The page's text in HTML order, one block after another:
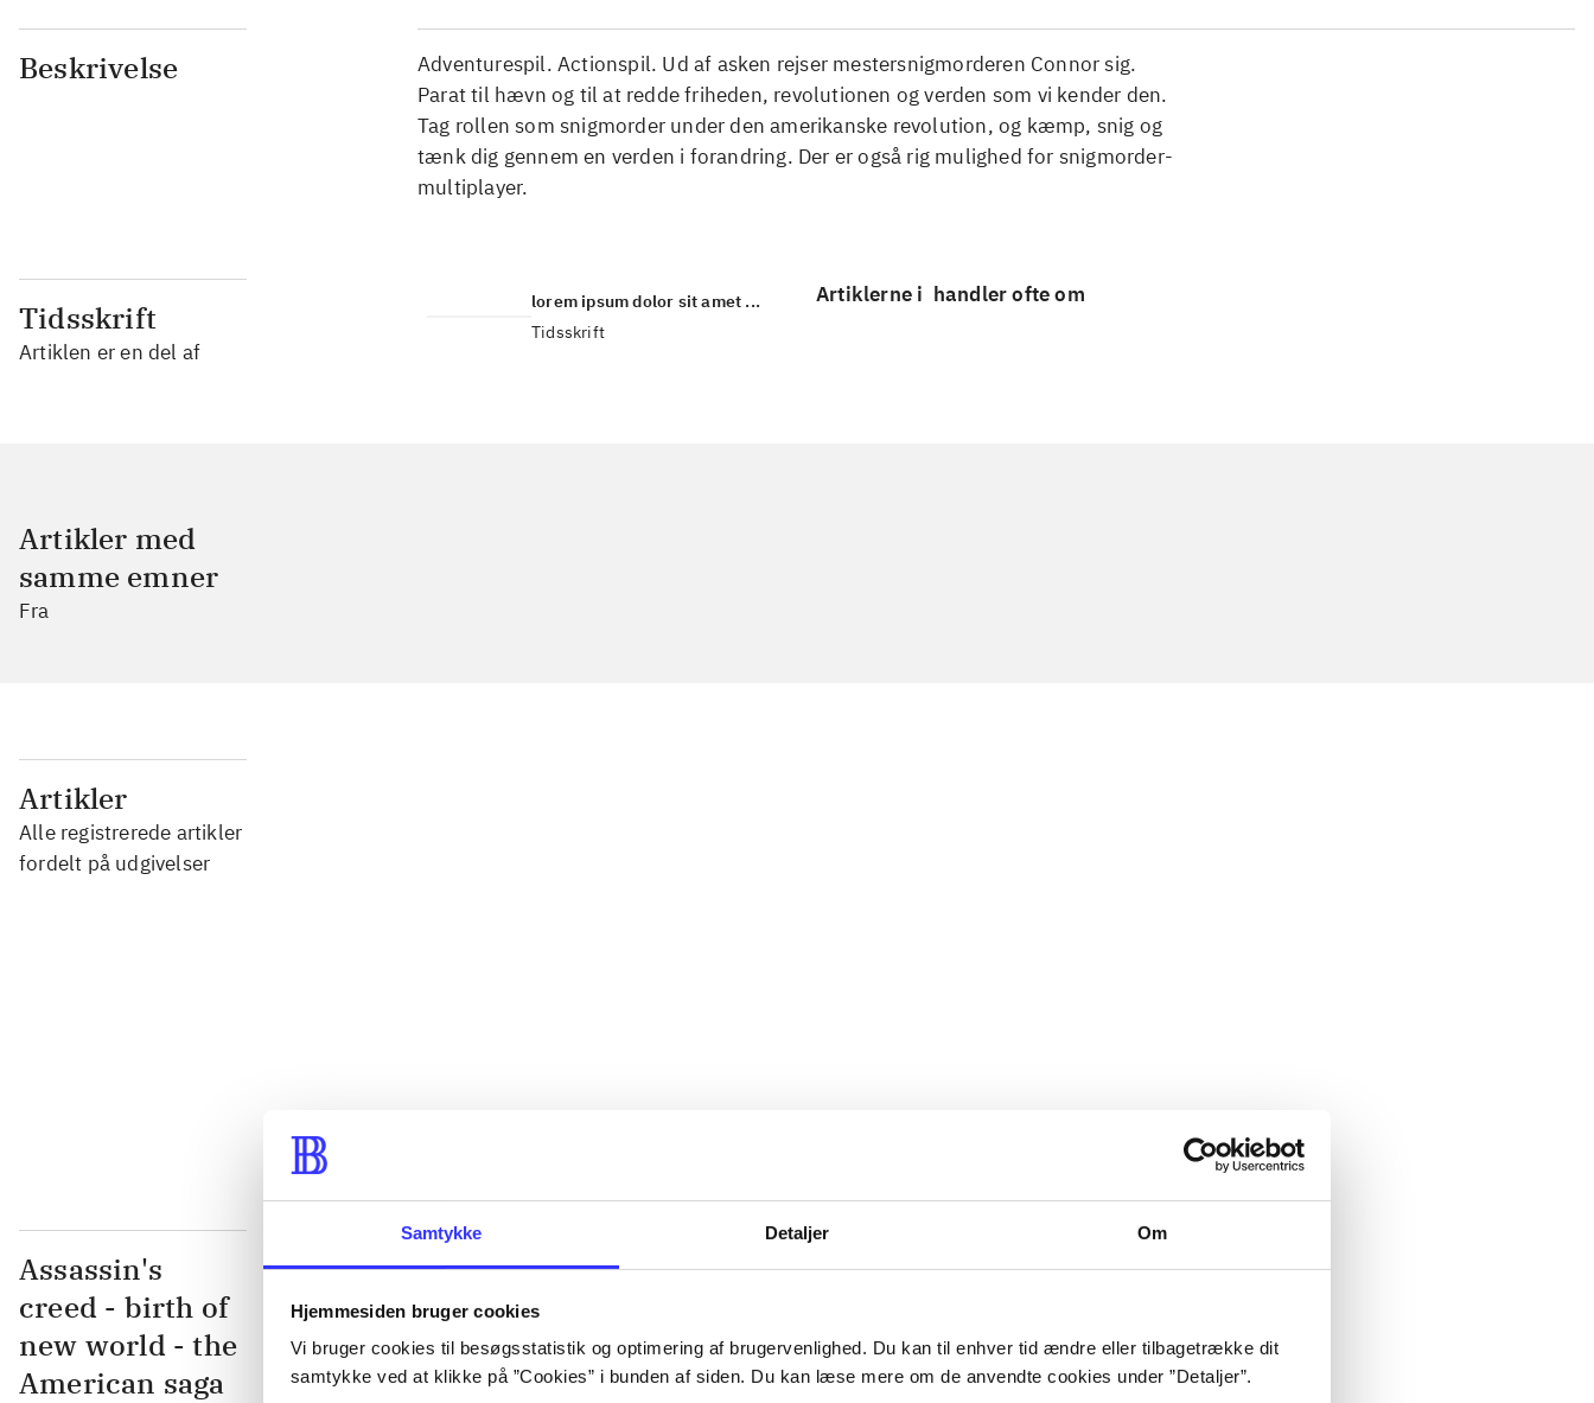
Samtykke Detaljer Om
Hjemmesiden bruger cookies
Vi bruger cookies til besøgsstatistik og optimering af brugervenlighed. Du kan til enhver tid ændre eller tilbagetrække dit
samtykke ved at klikke på ”Cookies” i bunden af siden. Du kan læse mere om de anvendte cookies under ”Detaljer”.
Beskrivelse
Adventurespil. Actionspil. Ud af asken rejser mestersnigmorderen Connor sig.
Parat til hævn og til at redde friheden, revolutionen og verden som vi kender den.
Tag rollen som snigmorder under den amerikanske revolution, og kæmp, snig og
tænk dig gennem en verden i forandring. Der er også rig mulighed for snigmorder-
multiplayer.
Tidsskrift
Artiklen er en del af
lorem ipsum dolor sit amet ...
Tidsskrift
Artiklerne i handler ofte om
Artikler med
samme emner
Fra
Artikler
Alle registrerede artikler
fordelt på udgivelser
Assassin's
creed - birth of
new world - the
American saga